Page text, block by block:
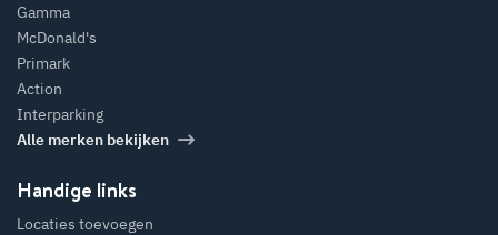
Gamma
McDonald's
Primark
Action
Interparking
Alle merken bekijken
Handige links
Locaties toevoegen